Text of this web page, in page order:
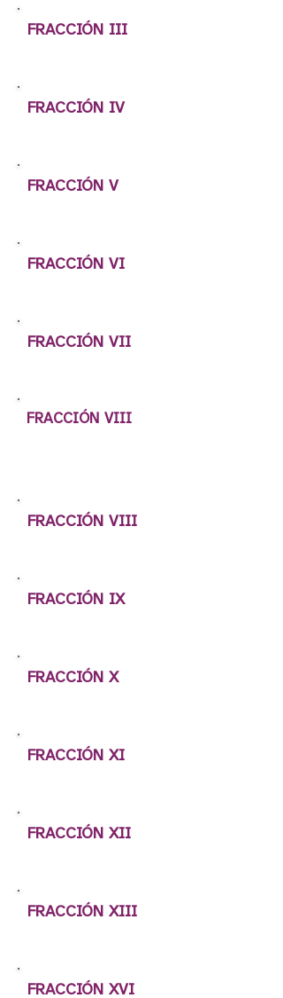
FRACCIÓN III
FRACCIÓN IV
FRACCIÓN V
FRACCIÓN VI
FRACCIÓN VII
FRACCIÓN VIII
FRACCIÓN VIII
FRACCIÓN IX
FRACCIÓN X
FRACCIÓN XI
FRACCIÓN XII
FRACCIÓN XIII
FRACCIÓN XVI